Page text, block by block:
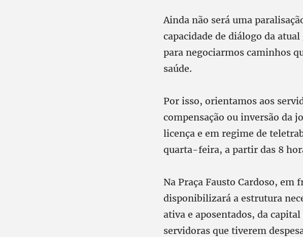
Ainda não será uma
capacidade de diálogo da
para negociarmos caminhos
saúde.
Por isso, orientamos aos
compensação ou inversão da
licença e em regime de
quarta-feira, a partir das 8
Na Praça Fausto Cardoso, em
disponibilizará a estrutura
ativa e aposentados, da
servidoras que tiverem